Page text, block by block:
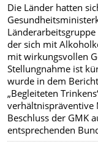
Die Länder hatten
der sich mit
mit wirkungsvollen
Stellungnahme ist
wurde in dem
„Begleiteten
verhältnispräventive
Beschluss der GMK
entsprechenden